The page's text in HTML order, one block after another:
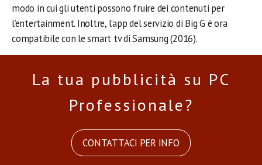
modo in cui gli utenti possono fruire dei contenuti per
l’entertainment. Inoltre, l’app del servizio di Big G è ora
compatibile con le smart tv di Samsung (2016).
La tua pubblicità su PC
Professionale?
CONTATTACI PER INFO